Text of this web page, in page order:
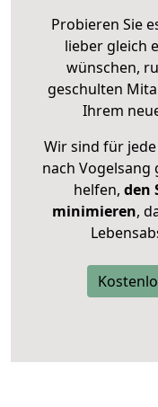
Probieren Sie
lieber gleich
wünschen,
geschulten
Ihrem
Wir sind für
nach Vogelsang
helfen, den
minimieren,